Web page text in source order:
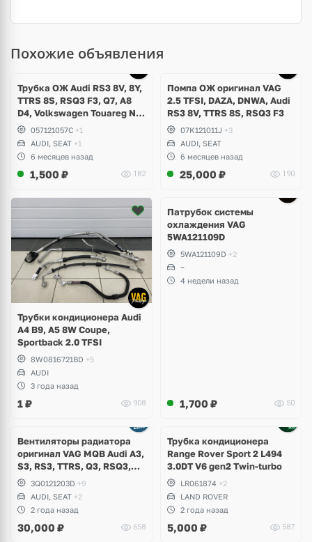
Похожие объявления
Трубка ОЖ Audi RS3 8V, 8Y,
TTRS 8S, RSQ3 F3, Q7, A8
D4, Volkswagen Touareg NF,
Seat Formentor Cupra 2.5
TFSI DAZA, DNWA, CZGB
057121057C +1
AUDI, SEAT +1
6 месяцев назад
1,500 ₽ 182
Помпа ОЖ оригинал VAG
2.5 TFSI, DAZA, DNWA, Audi
RS3 8V, TTRS 8S, RSQ3 F3
07K121011J +3
AUDI, SEAT
6 месяцев назад
25,000 ₽ 190
Трубки кондиционера Audi
A4 B9, A5 8W Coupe,
Sportback 2.0 TFSI
8W0816721BD +5
AUDI
3 года назад
1₽ 908
Патрубок системы
охлаждения VAG
5WA121109D
5WA121109D +2
~
4 недели назад
1,700 ₽ 50
Вентиляторы радиатора
оригинал VAG MQB Audi A3,
S3, RS3, TTRS, Q3, RSQ3,
Volkswagen Tiguan 2,
Allspace, Arteon, Passat B8,
Multivan, Transporter T6,
Skoda Kodiaq, Karoq,
Superb
3Q0121203D +9
AUDI, SEAT +2
2 года назад
30,000 ₽ 658
Трубка кондиционера
Range Rover Sport 2 L494
3.0DT V6 gen2 Twin-turbo
LR061874 +2
LAND ROVER
2 года назад
5,000 ₽ 587